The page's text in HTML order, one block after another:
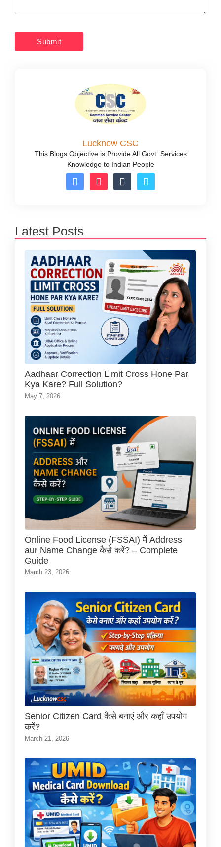
Lucknow CSC
This Blogs Objective is Provide All Govt. Services
Knowledge to Indian People
Latest Posts
Aadhaar Correction Limit Cross Hone Par
Kya Kare? Full Solution?
May 7, 2026
Online Food License (FSSAI) में Address
aur Name Change कैसे करें? – Complete
Guide
March 23, 2026
Senior Citizen Card कैसे बनाएं और कहाँ उपयोग
करें?
March 21, 2026